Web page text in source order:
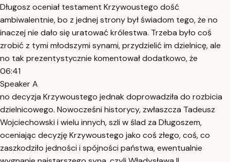
Długosz oceniał testament Krzywoustego dość
ambiwalentnie, bo z jednej strony był świadom tego, że no
inaczej nie dało się uratować królestwa. Trzeba było coś
zrobić z tymi młodszymi synami, przydzielić im dzielnicę, ale
no tak prezentystycznie komentował dodatkowo, że
06:41
Speaker A
no decyzja Krzywoustego jednak doprowadziła do rozbicia
dzielnicowego. Nowocześni historycy, zwłaszcza Tadeusz
Wojciechowski i wielu innych, szli w ślad za Długoszem,
oceniając decyzję Krzywoustego jako coś złego, coś, co
zaszkodziło jedności i spójności państwa, ewentualnie